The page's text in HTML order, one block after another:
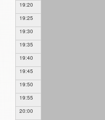
19:20
19:25
19:30
19:35
19:40
19:45
19:50
19:55
20:00